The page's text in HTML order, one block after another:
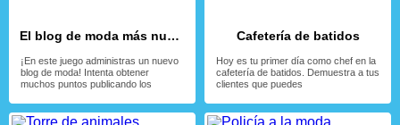
El blog de moda más nuevo
¡En este juego administras un nuevo
blog de moda! Intenta obtener
muchos puntos publicando los
Cafetería de batidos
Hoy es tu primer día como chef en la
cafetería de batidos. Demuestra a tus
clientes que puedes